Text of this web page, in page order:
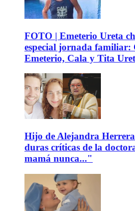
FOTO | Emeterio Ureta
especial jornada familiar:
Emeterio, Cala y Tita
Hijo de Alejandra
duras críticas de la
mamá nunca..."